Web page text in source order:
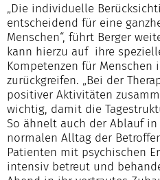
„Die individuelle
entscheidend für eine
Menschen“, führt Berger
kann hierzu auf ihre
Kompetenzen für Menschen
zurückgreifen. „Bei der
positiver Aktivitäten
wichtig, damit die
So ähnelt auch der Ablauf
normalen Alltag der
Patienten mit psychischen
intensiv betreut und